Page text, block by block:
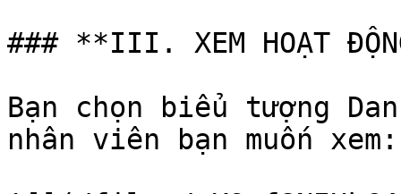
### **III. XEM HOẠT
Bạn chọn biểu tượng
nhân viên bạn muốn xem: